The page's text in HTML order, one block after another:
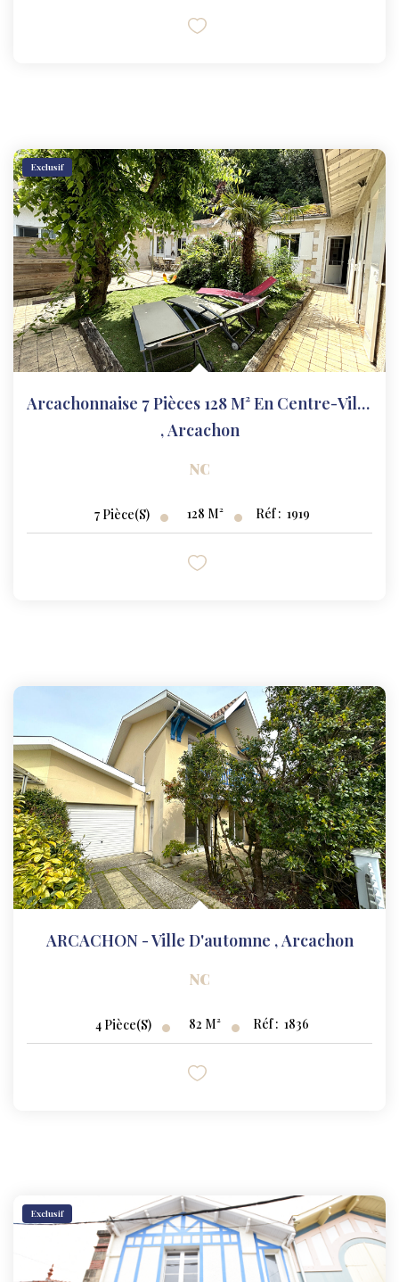
Exclusif
Arcachonnaise 7 Pièces 128 M² En Centre-Ville !
, Arcachon
NC
7 Pièce(s) 128 M² Réf : 1919
ARCACHON - Ville D'automne , Arcachon
NC
4 Pièce(s) 82 M² Réf : 1836
Exclusif